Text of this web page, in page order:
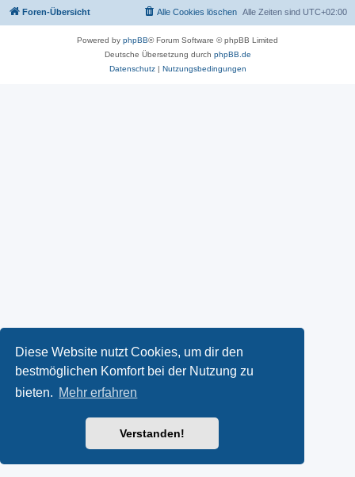
Diese Website nutzt Cookies, um dir den
bestmöglichen Komfort bei der Nutzung zu
bieten. Mehr erfahren
Verstanden!
Foren-Übersicht Alle Zeiten sind UTC+02:00
Alle Cookies löschen
Powered by phpBB® Forum Software © phpBB Limited
Deutsche Übersetzung durch phpBB.de
Datenschutz| Nutzungsbedingungen